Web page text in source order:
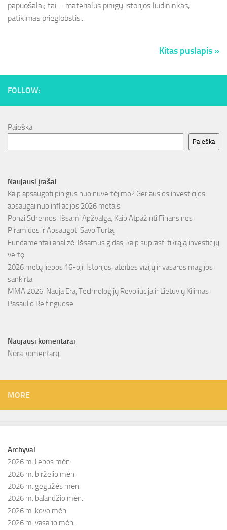
papuošalai; tai – materialus pinigų istorijos liudininkas,
patikimas prieglobstis...
Kitas puslapis »
FOLLOW:
Paieška
Paieška
Naujausi įrašai
Kaip apsaugoti pinigus nuo nuvertėjimo? Geriausios investicijos
apsaugai nuo infliacijos 2026 metais
Ponzi Schemos: Išsami Apžvalga, Kaip Atpažinti Finansines
Piramides ir Apsaugoti Savo Turtą
Fundamentali analizė: Išsamus gidas, kaip suprasti tikrąją investicijų
vertę
2026 metų liepos 16-oji: Istorijos, ateities vizijų ir vasaros magijos
sankirta
MMA 2026: Nauja Era, Technologijų Revoliucija ir Lietuvių Kilimas
Pasaulio Reitinguose
Naujausi komentarai
Nėra komentarų.
MORE
Archyvai
2026 m. liepos mėn.
2026 m. birželio mėn.
2026 m. gegužės mėn.
2026 m. balandžio mėn.
2026 m. kovo mėn.
2026 m. vasario mėn.